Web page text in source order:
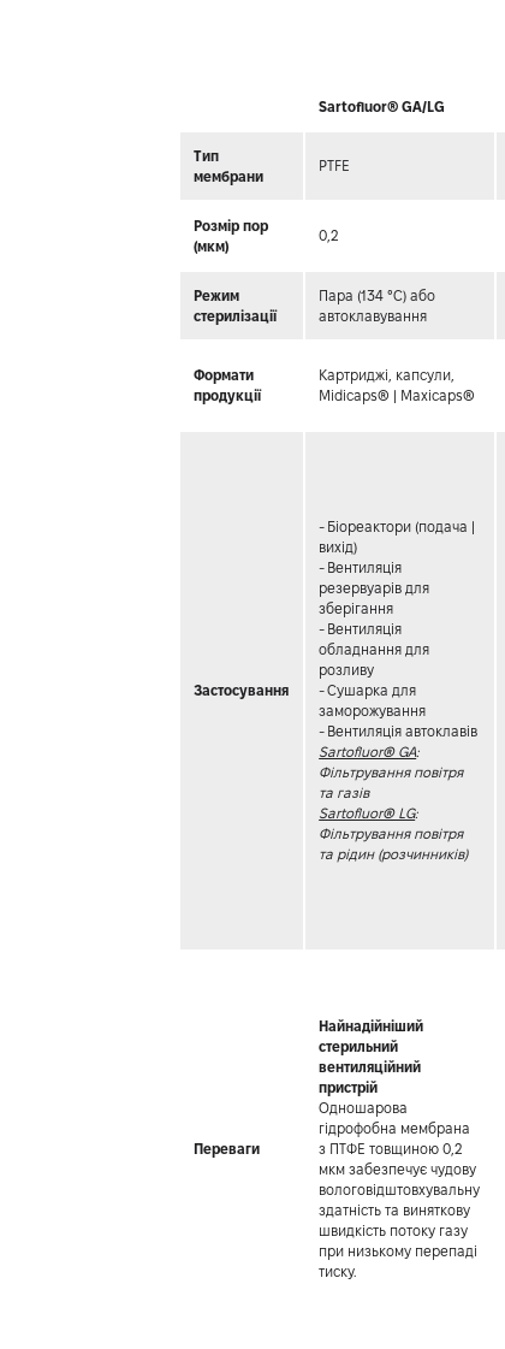
Sartofluor® GA/LG
Тип
мембрани
PTFE
Розмір пор
(мкм)
0,2
Режим
стерилізації
Пара (134 °C) або
автоклавування
Формати
продукції
Картриджі, капсули,
Midicaps® | Maxicaps®
Застосування
- Біореактори (подача |
вихід)
- Вентиляція
резервуарів для
зберігання
- Вентиляція
обладнання для
розливу
- Сушарка для
заморожування
- Вентиляція автоклавів
Sartofluor® GA:
Фільтрування повітря
та газів
Sartofluor® LG:
Фільтрування повітря
та рідин (розчинників)
Переваги
Найнадійніший
стерильний
вентиляційний
пристрій
Одношарова
гідрофобна мембрана
з ПТФЕ товщиною 0,2
мкм забезпечує чудову
вологовідштовхувальну
здатність та виняткову
швидкість потоку газу
при низькому перепаді
тиску.